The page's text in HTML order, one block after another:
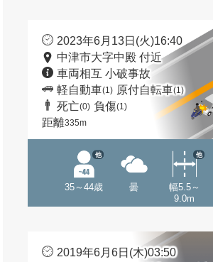
2023年6月13日(火)16:40
中津市大字中殿 付近
車両相互 小破事故
軽自動車(1) 原付自転車(1)
死亡(0) 負傷(1)
距離335m
35～44歳
他
曇
幅5.5～
9.0m
他
2019年6月6日(木)03:50